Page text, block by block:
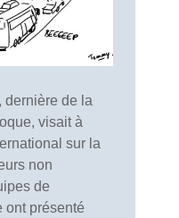
dernière de la
visait à
sur la
non
de
ont présenté